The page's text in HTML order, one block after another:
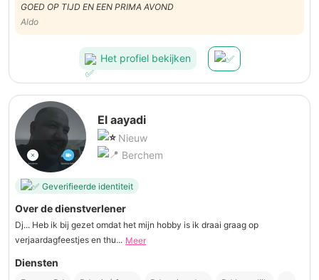
GOED OP TIJD EN EEN PRIMA AVOND
Aldo
Het profiel bekijken
El aayadi
Nieuw
Berchem
Geverifieerde identiteit
Over de dienstverlener
Dj... Heb ik bij gezet omdat het mijn hobby is ik draai graag op
verjaardagfeestjes en thu... Meer
Diensten